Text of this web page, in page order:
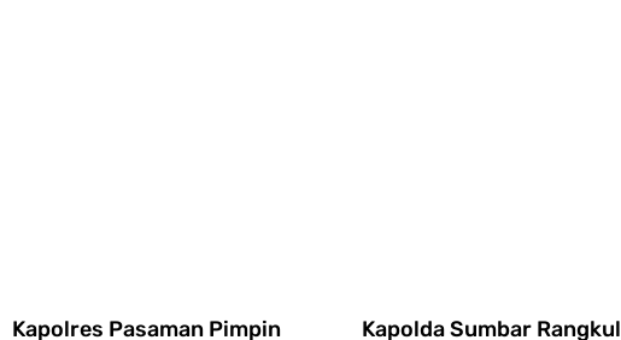
Kapolres Pasaman Pimpin Kapolda Sumbar Rangkul